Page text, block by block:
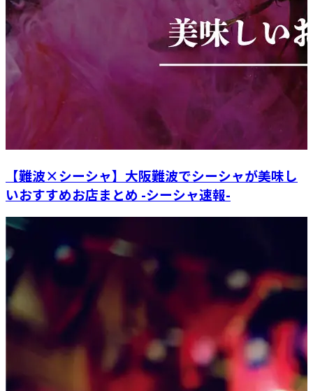
【難波×シーシャ】大阪難波でシーシャが美味し
いおすすめお店まとめ -シーシャ速報-